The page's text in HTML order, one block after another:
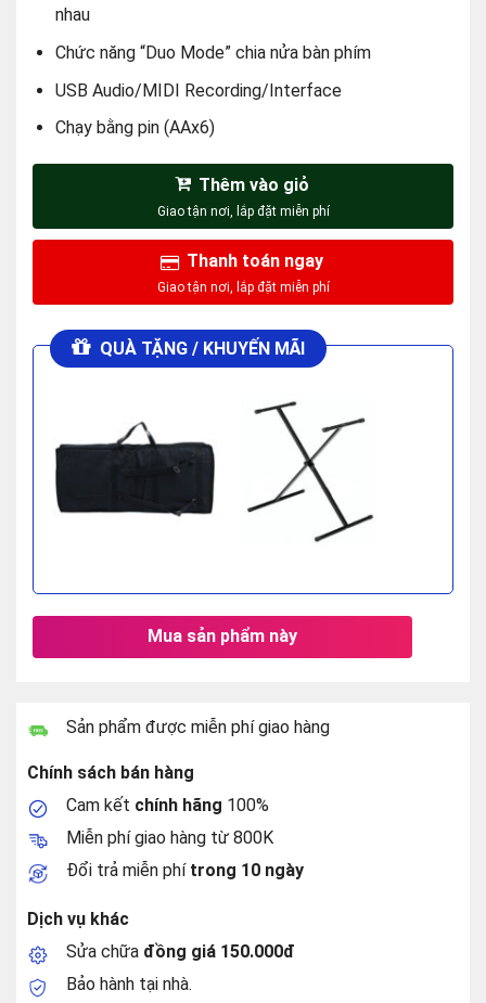
nhau
Chức năng “Duo Mode” chia nửa bàn phím
USB Audio/MIDI Recording/Interface
Chạy bằng pin (AAx6)
Thêm vào giỏ
Thanh toán ngay
QUÀ TẶNG / KHUYẾN MÃI
Mua sản phẩm này
Sản phẩm được miễn phí giao hàng
Chính sách bán hàng
Cam kết chính hãng 100%
Miễn phí giao hàng từ 800K
Đổi trả miễn phí trong 10 ngày
Dịch vụ khác
Sửa chữa đồng giá 150.000đ
Bảo hành tại nhà.